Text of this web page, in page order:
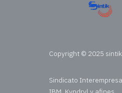
Copyright © 2025
Sindicato